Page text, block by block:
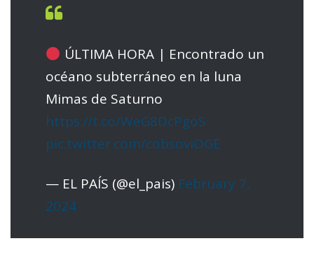
ÚLTIMA HORA | Encontrado un
océano subterráneo en la luna
Mimas de Saturno
https://t.co/WeG8DcPgoS
pic.twitter.com/cobsoviOGE
— EL PAÍS (@el_pais) February 7,
2024